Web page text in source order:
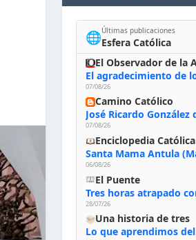
🌐Últimas publicaciones
Esfera Católica
07/08/26
Camino Católico
07/08/26
Enciclopedia Católica
06/08/26
El Puente
28/07/26
Una historia de tres